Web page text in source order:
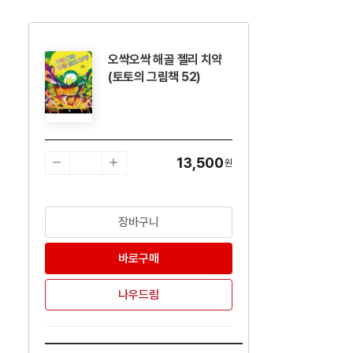
오싹오싹 해골 젤리 치약
(토토의 그림책 52)
13,500원
장바구니
바로구매
나우드림